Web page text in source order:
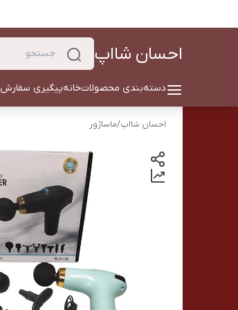
احسان شااپ
دسته‌بندی محصولاتخانهپیگیری سفارش
احسان شااپ/ماساژور